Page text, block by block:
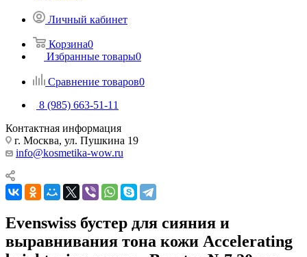
Личный кабинет
Корзина0
Избранные товары0
Сравнение товаров0
8 (985) 663-51-11
Контактная информация
г. Москва, ул. Пушкина 19
info@kosmetika-wow.ru
Evenswiss бустер для сияния и
выравнивания тона кожи Accelerating